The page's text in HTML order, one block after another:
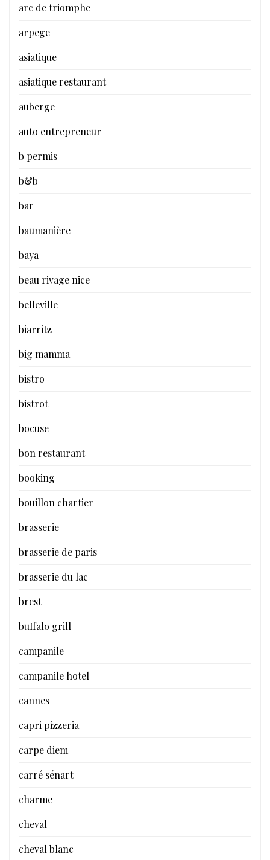
arc de triomphe
arpege
asiatique
asiatique restaurant
auberge
auto entrepreneur
b permis
b&b
bar
baumanière
baya
beau rivage nice
belleville
biarritz
big mamma
bistro
bistrot
bocuse
bon restaurant
booking
bouillon chartier
brasserie
brasserie de paris
brasserie du lac
brest
buffalo grill
campanile
campanile hotel
cannes
capri pizzeria
carpe diem
carré sénart
charme
cheval
cheval blanc